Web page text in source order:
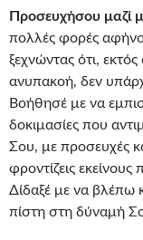
Προσευχήσου μαζί
πολλές φορές
ξεχνώντας ότι,
ανυπακοή, δεν
Βοήθησέ με να
δοκιμασίες που
Σου, με προσευχές
φροντίζεις
Δίδαξέ με να βλέπω
πίστη στη δύναμή